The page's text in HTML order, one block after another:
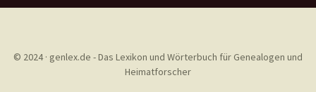
© 2024 · genlex.de - Das Lexikon und Wörterbuch für Genealogen und
Heimatforscher